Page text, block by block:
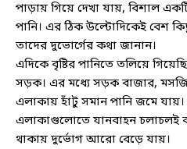
পাড়ায় গিয়ে দেখা যায়, বিশাল
পানি। এর ঠিক উল্টোদিকেই বেশ
তাদের দুভোর্গের কথা জানান।
এদিকে বৃষ্টির পানিতে তলিয়ে
সড়ক। এর মধ্যে সড়ক বাজার,
এলাকায় হাঁটু সমান পানি জমে
এলাকাগুলোতে যানবাহন চলাচলই
থাকায় দুর্ভোগ আরো বেড়ে যায়।